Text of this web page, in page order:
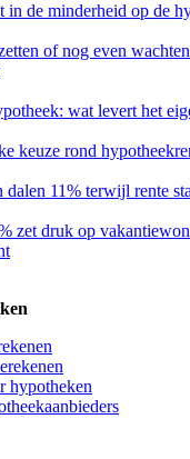
in de minderheid op de
of nog even
wat levert het
keuze rond
dalen 11% terwijl rente
zet druk op
hypotheken